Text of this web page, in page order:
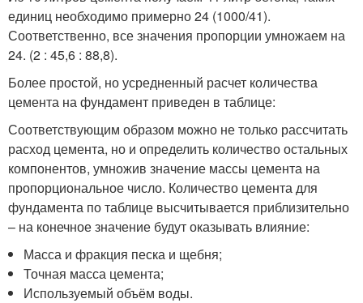
единиц необходимо примерно 24 (1000/41).
Соответственно, все значения пропорции умножаем на
24. (2 : 45,6 : 88,8).
Более простой, но усредненный расчет количества
цемента на фундамент приведен в таблице:
Соответствующим образом можно не только рассчитать
расход цемента, но и определить количество остальных
компонентов, умножив значение массы цемента на
пропорциональное число. Количество цемента для
фундамента по таблице высчитывается приблизительно
– на конечное значение будут оказывать влияние:
Масса и фракция песка и щебня;
Точная масса цемента;
Используемый объём воды.